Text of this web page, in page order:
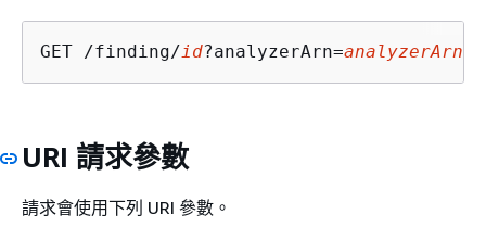
GET /finding/id?analyzerArn=analyzerArn
URI 請求參數
請求會使用下列 URI 參數。